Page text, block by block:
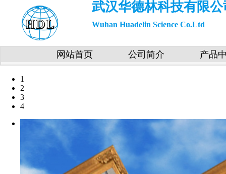
武汉华德林科技有限公
Wuhan Huadelin Science Co.Ltd
网站首页 公司简介 产品
1
2
3
4